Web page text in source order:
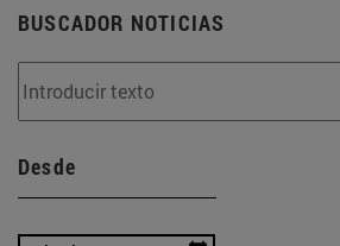
BUSCADOR NOTICIAS
Desde